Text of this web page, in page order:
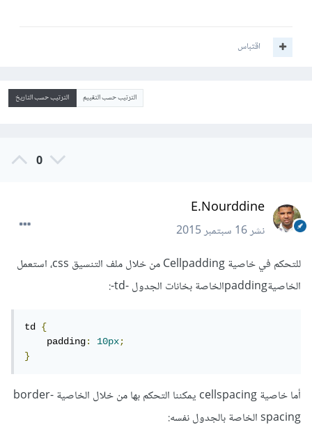
اقتباس
الترتيب حسب التقييم الترتيب حسب التاريخ
0
E.Nourddine
نشر16 سبتمبر 2015
للتحكم في خاصية Cellpadding من خلال ملف التنسيق css، استعمل
الخاصيةpaddingالخاصة بخانات الجدول -td-:
td {
    padding
: 10px;
}
أما خاصية cellspacing يمكننا التحكم بها من خلال الخاصية border-
spacing الخاصة بالجدول نفسه: